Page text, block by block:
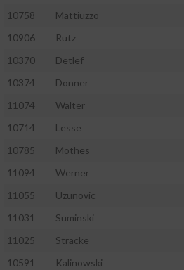
10758
Mattiuzzo
10906
Rutz
10370
Detlef
10374
Donner
11074
Walter
10714
Lesse
10785
Mothes
11094
Werner
11055
Uzunovic
11031
Suminski
11025
Stracke
10591
Kalinowski